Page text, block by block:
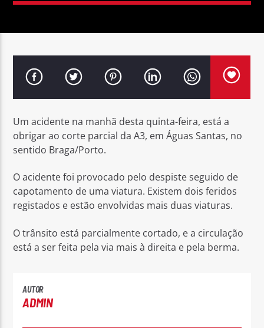
97.1FM E 107.8 FM
Rádio No ar
Um acidente na manhã desta quinta-feira, está a
obrigar ao corte parcial da A3, em Águas Santas, no
sentido Braga/Porto.
O acidente foi provocado pelo despiste seguido de
capotamento de uma viatura. Existem dois feridos
registados e estão envolvidas mais duas viaturas.
O trânsito está parcialmente cortado, e a circulação
está a ser feita pela via mais à direita e pela berma.
AUTOR
ADMIN